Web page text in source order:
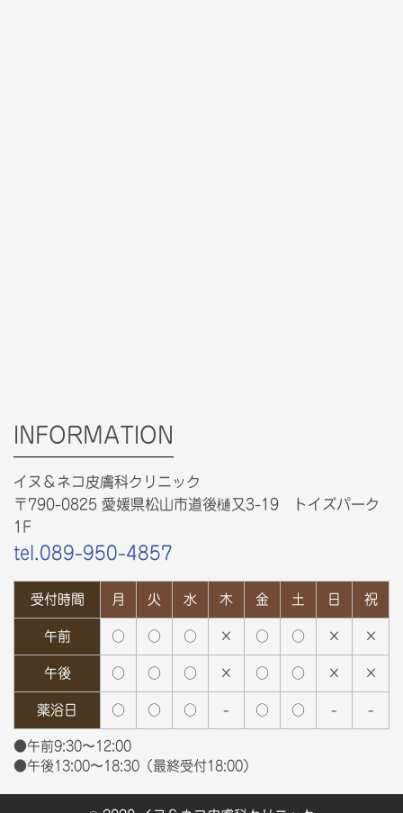
INFORMATION
イヌ＆ネコ皮膚科クリニック
〒790-0825 愛媛県松山市道後樋又3-19 トイズパーク
1F
tel.089-950-4857
受付時間 月 火 水 木 金 土 日 祝
午前 ○ ○ ○ × ○ ○ × ×
午後 ○ ○ ○ × ○ ○ × ×
薬浴日 ○ ○ ○ - ○ ○ - -
●午前9:30〜12:00
●午後13:00〜18:30（最終受付18:00）